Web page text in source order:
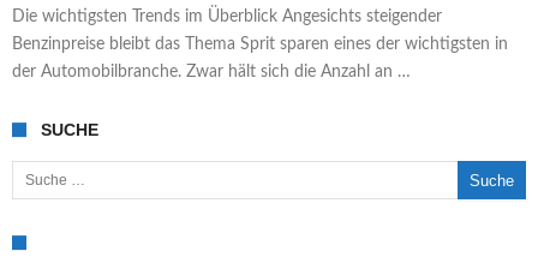
Die wichtigsten Trends im Überblick Angesichts steigender
Benzinpreise bleibt das Thema Sprit sparen eines der wichtigsten in
der Automobilbranche. Zwar hält sich die Anzahl an …
SUCHE
Suche nach: